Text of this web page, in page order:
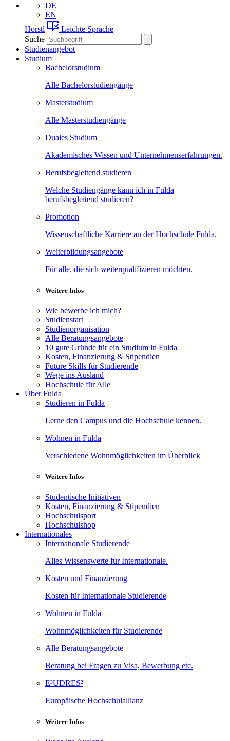
DE
EN
Horstl
Leichte Sprache
Suche
Studienangebot
Studium
Bachelorstudium
Alle Bachelorstudiengänge
Masterstudium
Alle Masterstudiengänge
Duales Studium
Akademisches Wissen und Unternehmenserfahrungen.
Berufsbegleitend studieren
Welche Studiengänge kann ich in Fulda
berufsbegleitend studieren?
Promotion
Wissenschaftliche Karriere an der Hochschule Fulda.
Weiterbildungsangebote
Für alle, die sich weiterqualifizieren möchten.
Weitere Infos
Wie bewerbe ich mich?
Studienstart
Studienorganisation
Alle Beratungsangebote
10 gute Gründe für ein Studium in Fulda
Kosten, Finanzierung & Stipendien
Future Skills für Studierende
Wege ins Ausland
Hochschule für Alle
Über Fulda
Studieren in Fulda
Lerne den Campus und die Hochschule kennen.
Wohnen in Fulda
Verschiedene Wohnmöglichkeiten im Überblick
Weitere Infos
Studentische Initiativen
Kosten, Finanzierung & Stipendien
Hochschulsport
Hochschulshop
Internationales
Internationale Studierende
Alles Wissenswerte für Internationale.
Kosten und Finanzierung
Kosten für Internationale Studierende
Wohnen in Fulda
Wohnmöglichkeiten für Studierende
Alle Beratungsangebote
Beratung bei Fragen zu Visa, Bewerbung etc.
E³UDRES²
Europäische Hochschulallianz
Weitere Infos